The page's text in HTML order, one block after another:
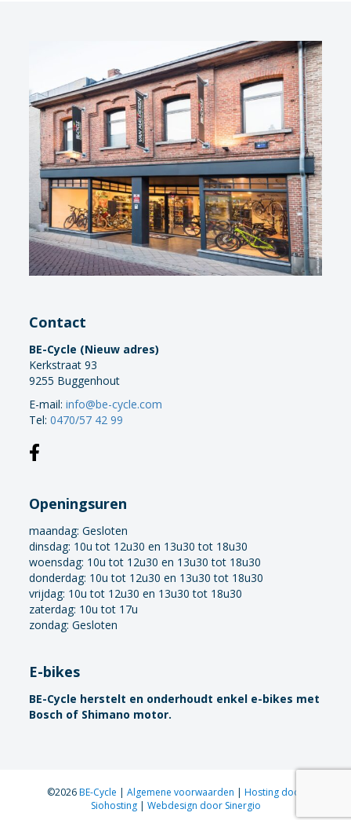
Contact
BE-Cycle (Nieuw adres)
Kerkstraat 93
9255 Buggenhout
E-mail:info@be-cycle.com
Tel:0470/57 42 99
Openingsuren
maandag:Gesloten
dinsdag: 10u tot 12u30 en 13u30 tot 18u30
woensdag: 10u tot 12u30 en 13u30 tot 18u30
donderdag: 10u tot 12u30 en 13u30 tot 18u30
vrijdag: 10u tot 12u30 en 13u30 tot 18u30
zaterdag: 10u tot 17u
zondag: Gesloten
E-bikes
BE-Cycle herstelt en onderhoudt enkel e-bikes met
Bosch of Shimano motor.
©2026BE-Cycle | Algemene voorwaarden | Hosting door
Siohosting | Webdesign door Sinergio